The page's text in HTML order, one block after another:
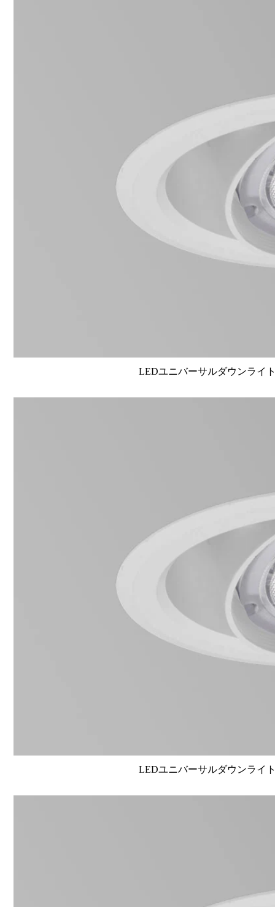
LEDユニバーサルダウンライ
LEDユニバーサルダウンライ